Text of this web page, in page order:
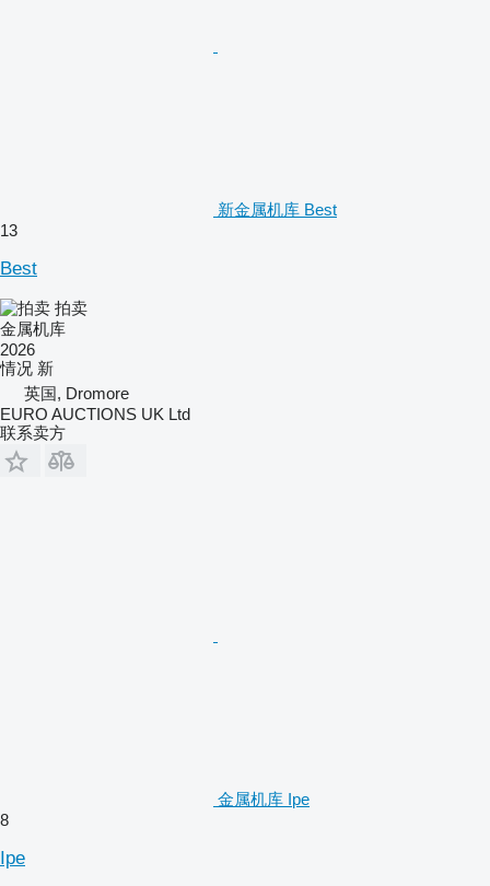
新金属机库 Best
13
Best
拍卖
金属机库
2026
情况 新
英国, Dromore
EURO AUCTIONS UK Ltd
联系卖方
金属机库 Ipe
8
Ipe